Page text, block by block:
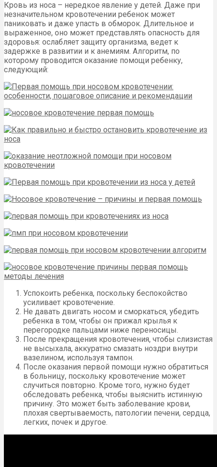
Кровь из носа – нередкое явление у детей. Даже при
незначительном кровотечении ребенок может
паниковать и даже упасть в обморок. Длительное и
выраженное, оно может представлять опасность для
здоровья: ослабляет защиту организма, ведет к
задержке в развитии и к анемиям. Алгоритм, по
которому проводится оказание помощи ребенку,
следующий:
Успокоить ребенка, поскольку беспокойство
усиливает кровотечение.
Не давать двигать носом и сморкаться, убедить
ребенка в том, чтобы он прижал крылья к
перегородке пальцами ниже переносицы.
После прекращения кровотечения, чтобы слизистая
не высыхала, аккуратно смазать ноздри внутри
вазелином, используя тампон.
После оказания первой помощи нужно обратиться
в больницу, поскольку кровотечение может
случиться повторно. Кроме того, нужно будет
обследовать ребенка, чтобы выяснить истинную
причину. Это может быть заболевание крови,
плохая свертываемость, патологии печени, сердца,
легких, почек и другое.